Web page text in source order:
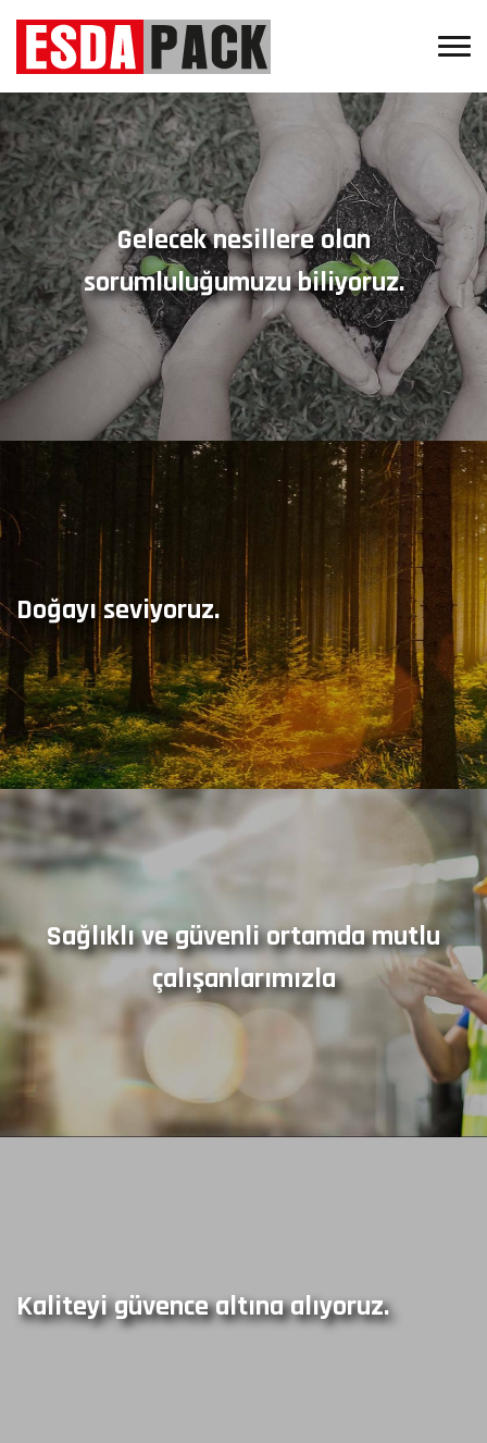
Gelecek nesillere olan
sorumluluğumuzu biliyoruz.
Doğayı seviyoruz.
Sağlıklı ve güvenli ortamda mutlu
çalışanlarımızla
Kaliteyi güvence altına alıyoruz.